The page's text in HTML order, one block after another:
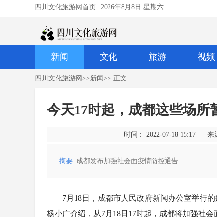
四川文化旅游网首页 2026年8月8日 星期六
新闻 文化 旅游 视频
四川文化旅游网 >>新闻>> 正文
今天17时起，成都这些场所
时间： 2022-07-18 15:17 来
摘要: 成都发布加强社会面疫情防控通告
7月18日，成都市人民政府新闻办公室举行
杨小广介绍，从7月18日17时起，成都将加强社会